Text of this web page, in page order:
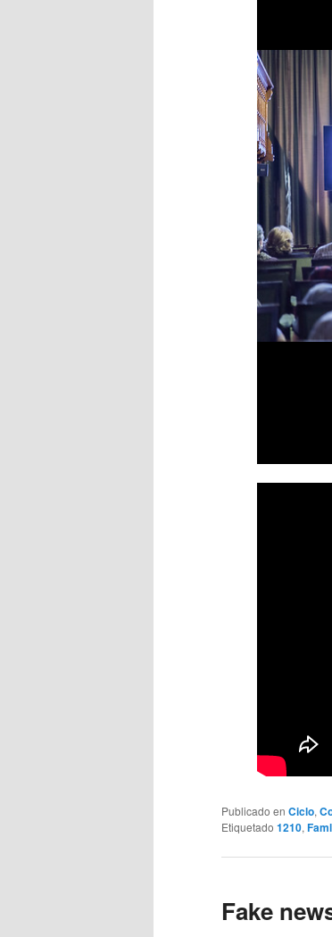
Publicado en Ciclo,
Etiquetado 1210,
Fake